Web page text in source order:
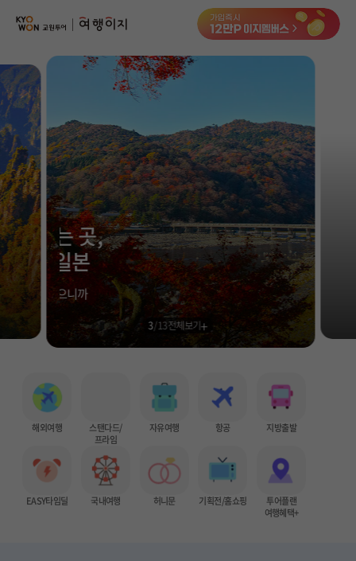
허니문 기획전/홈쇼핑
여행혜택+
허니문 투어플랜/라이프 기업/단체
가을이 머무는 곳,
붉게 물든 일본
딱! 지금만 볼 수 있으니까
2026 상반기
베스트 어워즈
여행후기가 증명하는 BEST 여행상품
4/13전체보기
해외여행
스탠다드/
프라임
자유여행 항공 지방출발
EASY타임딜 국내여행 허니문 기획전/홈쇼핑
투어플랜
여행혜택+